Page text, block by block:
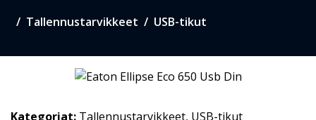
Tallennustarvikkeet USB-tikut
Kategoriat: Tallennustarvikkeet, USB-tikut